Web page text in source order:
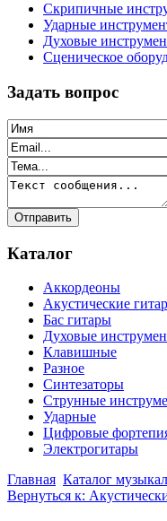
Скрипичные
Ударные
Духовые
Сценическое
Задать вопрос
Каталог
Аккордеоны
Акустические
Бас гитары
Духовые
Клавишные
Разное
Синтезаторы
Струнные
Ударные
Цифровые
Электрогитары
Главная Каталог
Вернуться к: